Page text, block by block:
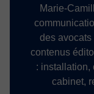
Marie-
des avocats
contenus
: installation,
cabinet,